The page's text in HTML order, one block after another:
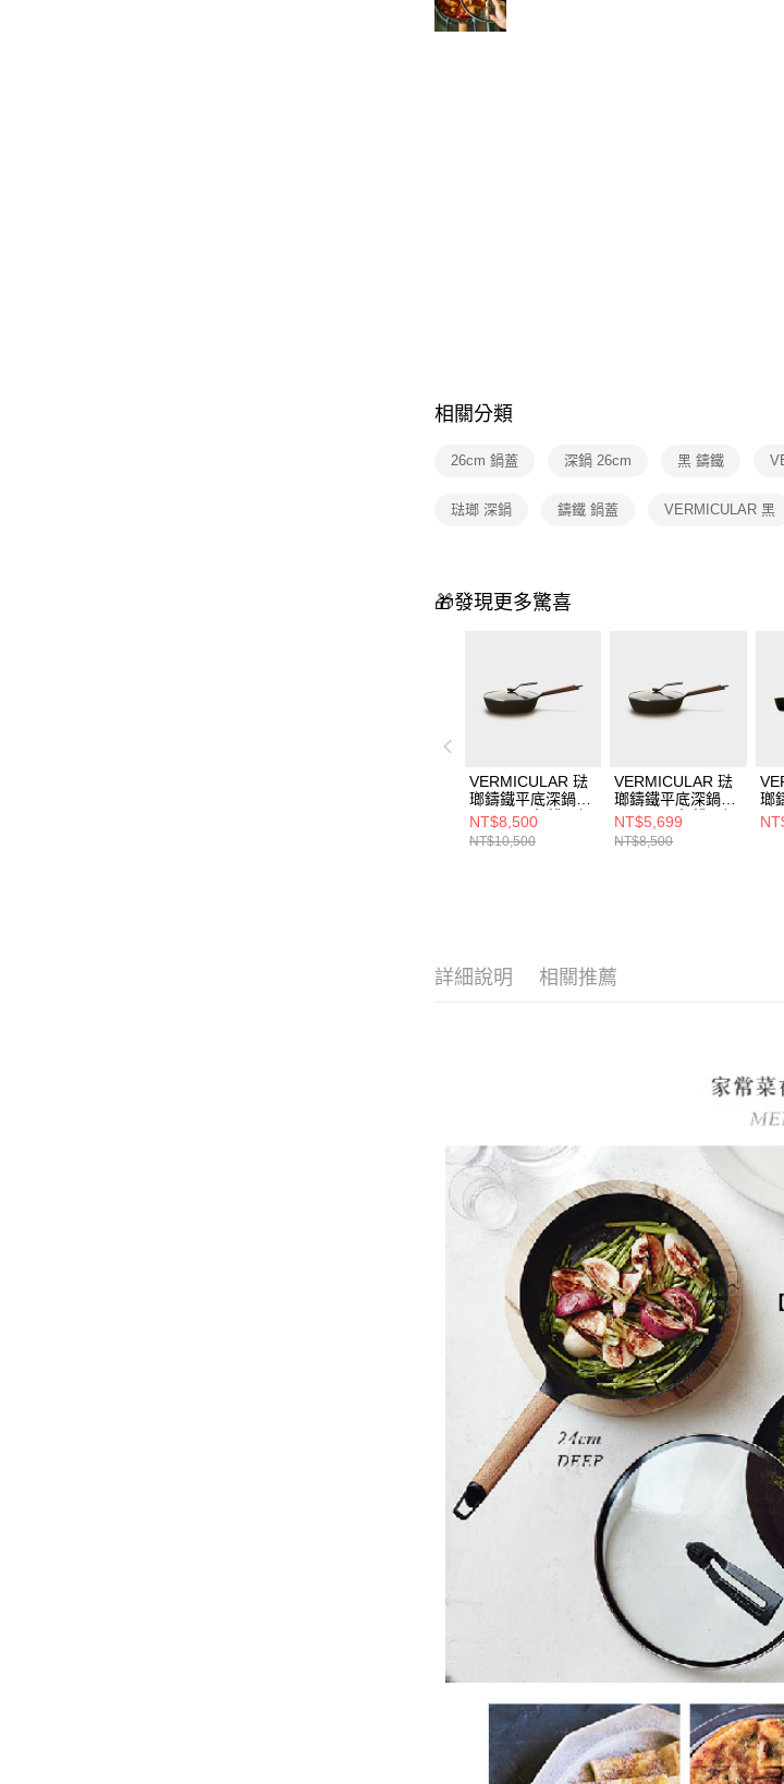
相關分類
26cm 鍋蓋 深鍋 26cm 黑 鑄鐵
琺瑯 深鍋 鑄鐵 鍋蓋 VERMICULAR 黑
🎁發現更多驚喜
VERMICULAR 琺
瑯鑄鐵平底深鍋
28cm (黑胡桃)+鍋
蓋
NT$8,500
NT$10,500
VERMICULAR 琺
瑯鑄鐵平底深鍋
24cm (黑胡桃)+鍋
蓋
NT$5,699
NT$8,500
瑯
詳細說明 相關推薦